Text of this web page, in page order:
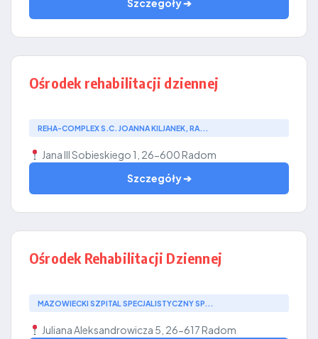
Szczegóły ➔
Ośrodek rehabilitacji dziennej
REHA-COMPLEX S.C. JOANNA KILJANEK, RA...
Jana III Sobieskiego 1, 26-600 Radom
Szczegóły ➔
Ośrodek Rehabilitacji Dziennej
MAZOWIECKI SZPITAL SPECJALISTYCZNY SP...
Juliana Aleksandrowicza 5, 26-617 Radom